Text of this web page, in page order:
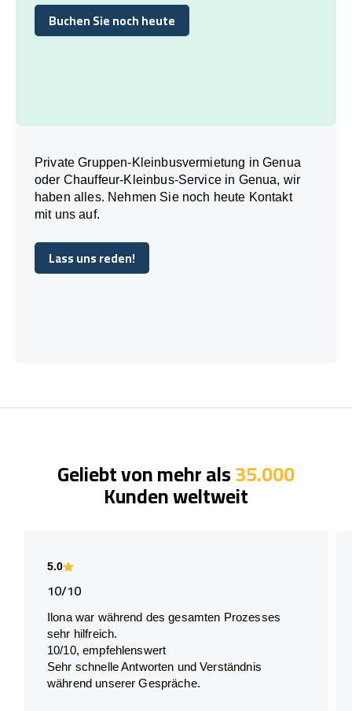
Buchen Sie noch heute
Buchen Sie noch heute
Private Gruppen-Kleinbusvermietung in Genua
oder Chauffeur-Kleinbus-Service in Genua, wir
haben alles. Nehmen Sie noch heute Kontakt
mit uns auf.
Lass uns reden!
Lass uns reden!
Geliebt von mehr als35.000
Kunden weltweit
5.0
10/10
Ilona war während des gesamten Prozesses
sehr hilfreich.
10/10, empfehlenswert
Sehr schnelle Antworten und Verständnis
während unserer Gespräche.